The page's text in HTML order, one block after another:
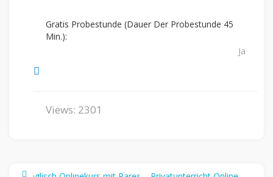
Gratis Probestunde (Dauer Der Probestunde 45
Min.):
Ja
Views: 2301